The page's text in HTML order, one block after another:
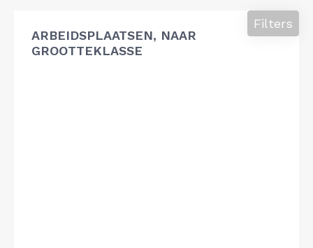
ARBEIDSPLAATSEN, NAAR
GROOTTEKLASSE
Filters